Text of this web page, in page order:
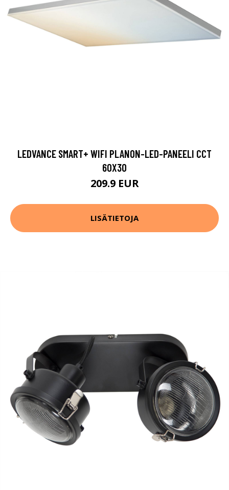
LEDVANCE SMART+ WIFI PLANON-LED-PANEELI CCT
60X30
209.9 EUR
LISÄTIETOJA